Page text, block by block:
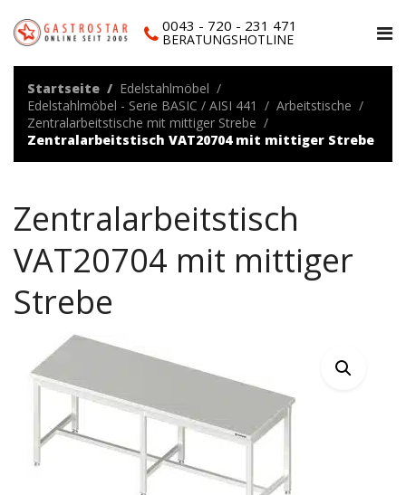
0043 - 720 - 231 471
BERATUNGSHOTLINE
Startseite
Edelstahlmöbel
Edelstahlmöbel - Serie BASIC / AISI 441
Arbeitstische
Zentralarbeitstische mit mittiger Strebe
Zentralarbeitstisch VAT20704 mit mittiger Strebe
Zentralarbeitstisch
VAT20704 mit mittiger
Strebe